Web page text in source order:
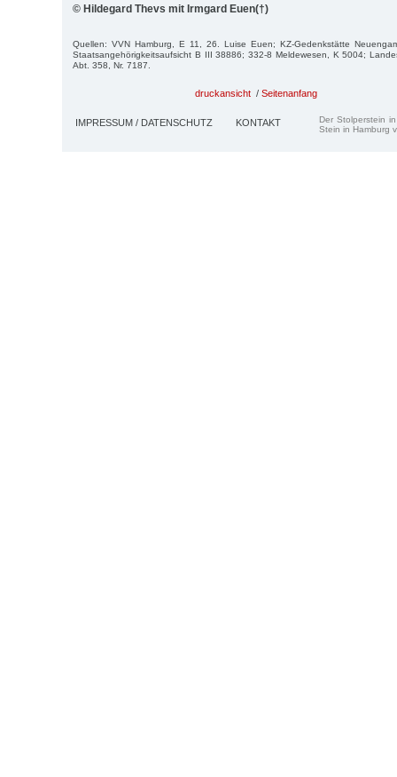
© Hildegard Thevs mit Irmgard Euen(†)
Quellen: VVN Hamburg, E 11, 26. Luise Euen; KZ-Gedenkstätte
Staatsangehörigkeitsaufsicht B III 38886; 332-8 Meldewesen, K 5004;
Abt. 358, Nr. 7187.
druckansicht / Seitenanfang
IMPRESSUM / DATENSCHUTZ KONTAKT
Der Stolperstein
Stein in Hamburg